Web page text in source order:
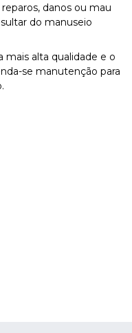
danos ou mau
do manuseio
mais alta qualidade e o
se manutenção para